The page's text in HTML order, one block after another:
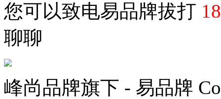
您可以致电易品牌拔打
聊聊
峰尚品牌旗下 - 易品牌